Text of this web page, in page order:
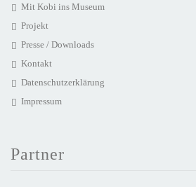
Mit Kobi ins Museum
Projekt
Presse / Downloads
Kontakt
Datenschutzerklärung
Impressum
Partner